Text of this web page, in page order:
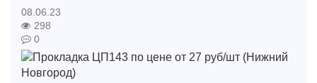
08.06.23
298
0